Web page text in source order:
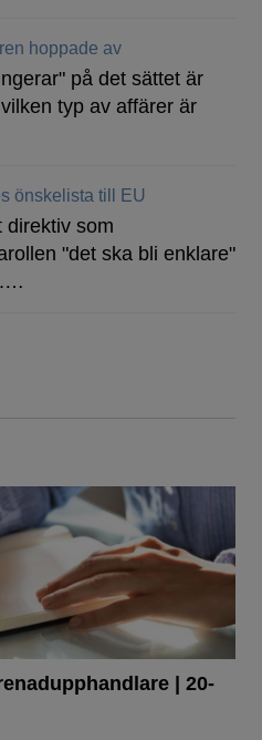
hoppade av
på det sättet är
typ av affärer är
önskelista till EU
direktiv som
"det ska bli enklare"
| 20-